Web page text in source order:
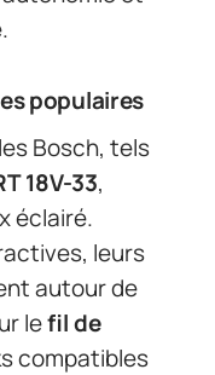
populaires
Bosch, tels
18V-33,
éclairé.
leurs
autour de
lefil de
compatibles